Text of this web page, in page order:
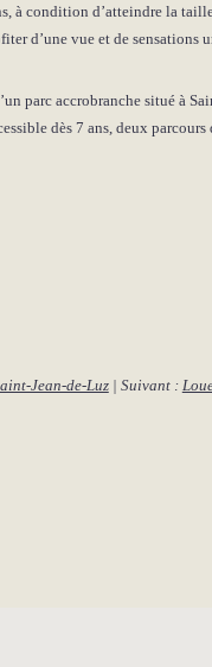
à condition d’atteindre la
d’une vue et de sensations
parc accrobranche situé à
dès 7 ans, deux
Jean-de-Luz| Suivant :